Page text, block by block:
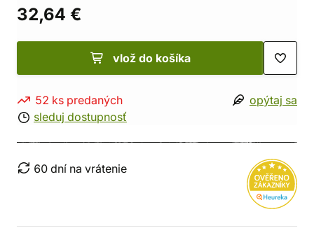
32,64 €
vlož do košíka
52 ks predaných
sleduj dostupnosť
opýtaj sa
60 dní na vrátenie